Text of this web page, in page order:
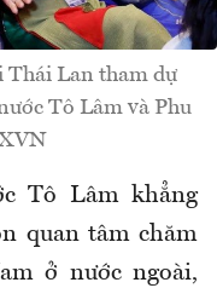
Thái Lan tham dự
Tô Lâm và Phu
Tô Lâm khẳng
quan tâm chăm
ở nước ngoài,